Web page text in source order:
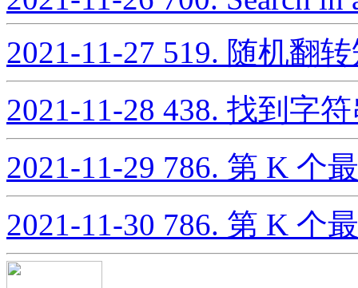
2021-11-27 519. 随机翻
2021-11-28 438. 找到字
2021-11-29 786. 第 K 个
2021-11-30 786. 第 K 个